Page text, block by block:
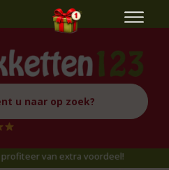
van extra voordeel!